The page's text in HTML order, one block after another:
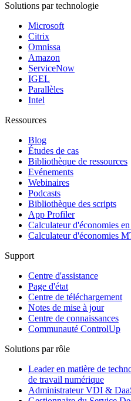
Solutions par technologie
Microsoft
Citrix
Omnissa
Amazon
ServiceNow
IGEL
Parallèles
Intel
Ressources
Blog
Études de cas
Bibliothèque de ressources
Evénements
Webinaires
Podcasts
Bibliothèque des scripts
App Profiler
Calculateur d'économies
Calculateur d'économies
Support
Centre d'assistance
Page d'état
Centre de téléchargement
Notes de mise à jour
Centre de connaissances
Communauté ControlUp
Solutions par rôle
Leader en matière de
de travail numérique
Administrateur VDI &